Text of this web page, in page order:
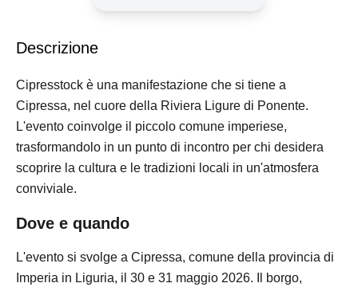
Descrizione
Cipresstock è una manifestazione che si tiene a
Cipressa, nel cuore della Riviera Ligure di Ponente.
L'evento coinvolge il piccolo comune imperiese,
trasformandolo in un punto di incontro per chi desidera
scoprire la cultura e le tradizioni locali in un'atmosfera
conviviale.
Dove e quando
L'evento si svolge a Cipressa, comune della provincia di
Imperia in Liguria, il 30 e 31 maggio 2026. Il borgo,